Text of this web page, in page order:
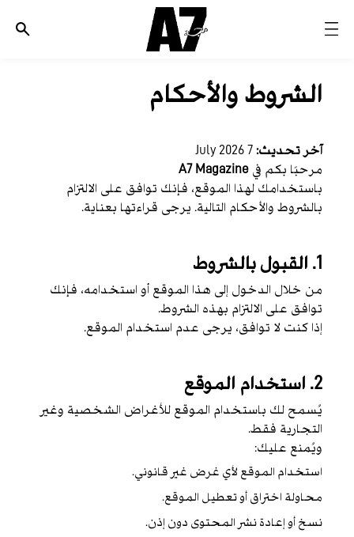
موضة وجمال
ديسكوفري
مجوهرات وساعات
مستقبل
الشروط والأحكام
آخر تحديث: 7 July 2026
مرحبًا بكم فيA7 Magazine
باستخدامك لهذا الموقع، فإنك توافق على الالتزام
بالشروط والأحكام التالية. يرجى قراءتها بعناية.
1. القبول بالشروط
من خلال الدخول إلى هذا الموقع أو استخدامه، فإنك
توافق على الالتزام بهذه الشروط.
إذا كنت لا توافق، يرجى عدم استخدام الموقع.
2. استخدام الموقع
يُسمح لك باستخدام الموقع للأغراض الشخصية وغير
التجارية فقط.
ويُمنع عليك:
استخدام الموقع لأي غرض غير قانوني.
محاولة اختراق أو تعطيل الموقع.
نسخ أو إعادة نشر المحتوى دون إذن.